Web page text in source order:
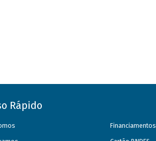
Rápido
Financiamentos